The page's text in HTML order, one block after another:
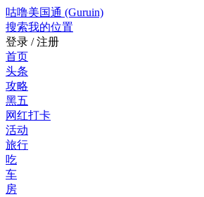
咕噜美国通 (Guruin)
搜索我的位置
登录 / 注册
首页
头条
攻略
黑五
网红打卡
活动
旅行
吃
车
房